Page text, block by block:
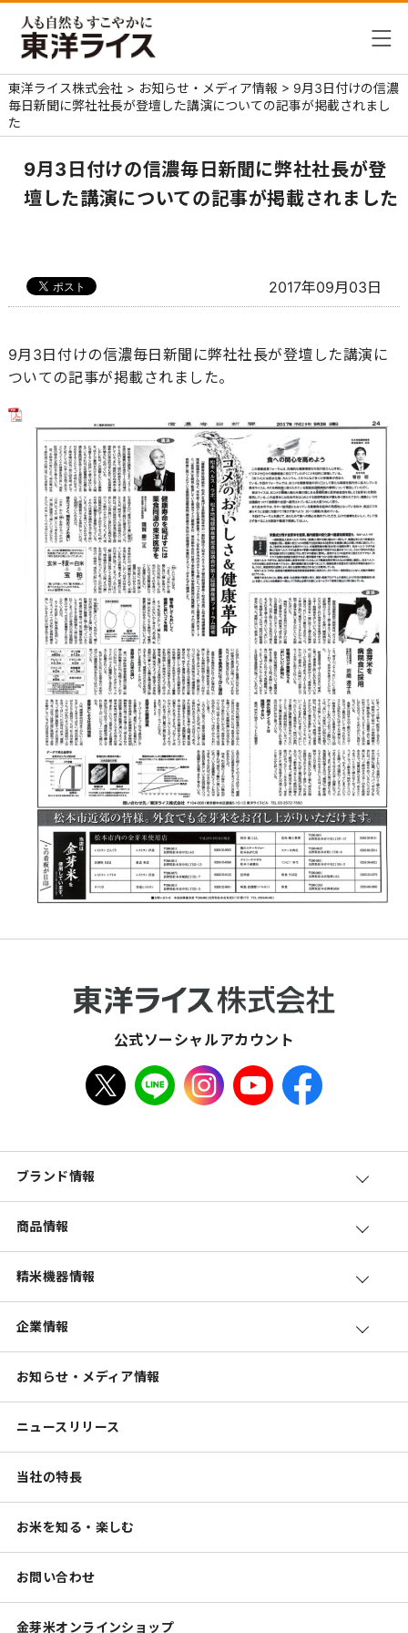
東洋ライス株式会社 > お知らせ・メディア情報 > 9月3日付けの信濃
毎日新聞に弊社社長が登壇した講演についての記事が掲載されまし
た
9月3日付けの信濃毎日新聞に弊社社長が登
壇した講演についての記事が掲載されました
2017年09月03日
9月3日付けの信濃毎日新聞に弊社社長が登壇した講演に
ついての記事が掲載されました。
公式ソーシャルアカウント
ブランド情報
商品情報
精米機器情報
企業情報
お知らせ・メディア情報
ニュースリリース
当社の特長
お米を知る・楽しむ
お問い合わせ
金芽米オンラインショップ